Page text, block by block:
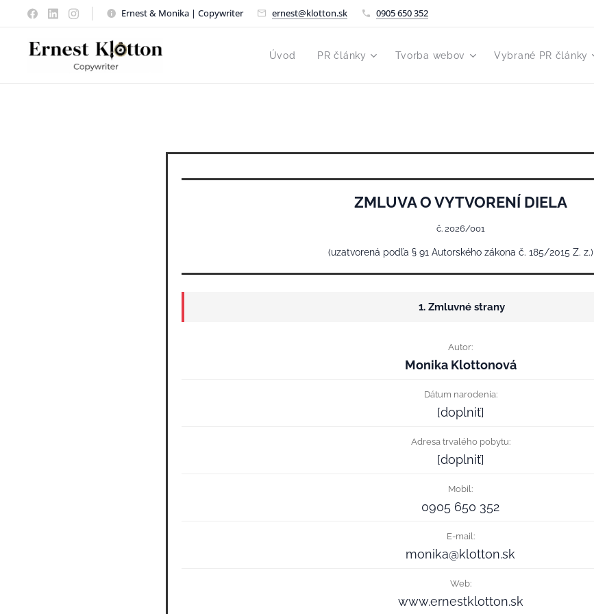
Ernest & Monika | Copywriter ernest@klotton.sk 0905 650 352
Úvod PR články Tvorba webov Vybrané PR články
ZMLUVA O VYTVORENÍ DIELA
č. 2026/001
(uzatvorená podľa § 91 Autorského zákona č. 185/2015 Z. z.)
1. Zmluvné strany
Autor:
Monika Klottonová
Dátum narodenia:
[doplniť]
Adresa trvalého pobytu:
[doplniť]
Mobil:
0905 650 352
E-mail:
monika@klotton.sk
Web:
www.ernestklotton.sk